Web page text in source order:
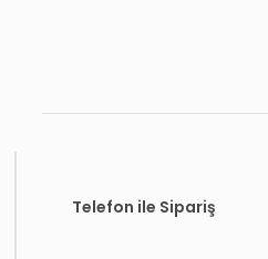
Telefon ile Sipariş